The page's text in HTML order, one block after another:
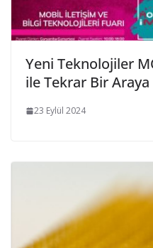
Yeni Teknolojiler
ile Tekrar Bir
23 Eylül 2024